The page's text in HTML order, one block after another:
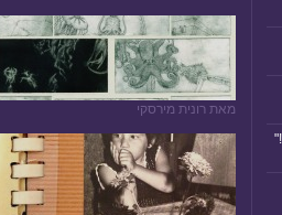
מאת רונית מירסקי